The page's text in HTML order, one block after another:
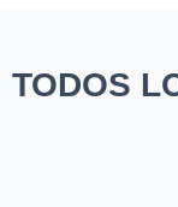
TODOS